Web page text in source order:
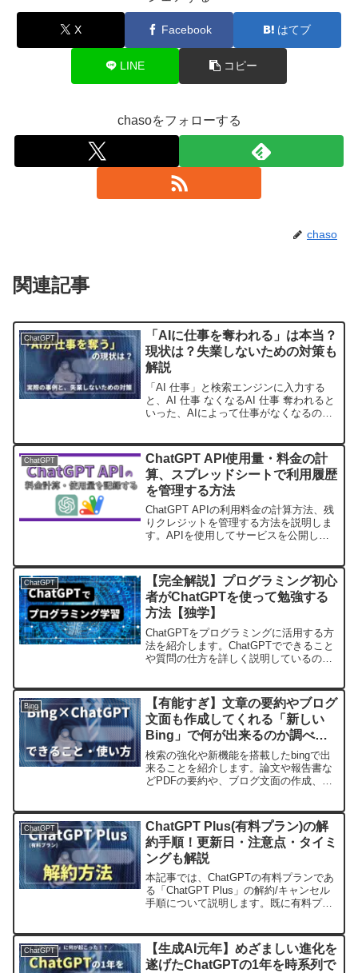
X Facebook はてブ
LINE コピー
chasoをフォローする
chaso
関連記事
ChatGPT
「AIに仕事を奪われる」は本当？
現状は？失業しないための対策も
解説
「AI 仕事」と検索エンジンに入力する
と、AI 仕事 なくなるAI 仕事 奪われると
いった、AIによって仕事がなくなるので
奪われたという方は本当にいるのでしょ
うか？ま...
ChatGPT
ChatGPT API使用量・料金の計
算、スプレッドシートで利用履歴
を管理する方法
ChatGPT APIの利用料金の計算方法、残
りクレジットを管理する方法を説明しま
す。APIを使用してサービスを公開して
ンプルコード付きなので初心者の方も簡
単に実装できます。
ChatGPT
【完全解説】プログラミング初心
者がChatGPTを使って勉強する
方法【独学】
ChatGPTをプログラミングに活用する方
法を紹介します。ChatGPTでできること
や質問の仕方を詳しく説明しているので
Bing
【有能すぎ】文章の要約やブログ
文面も作成してくれる「新しい
Bing」で何が出来るのか調べて
みた【ChatGPT×Bing】
検索の強化や新機能を搭載したbingで出
来ることを紹介します。論文や報告書な
どPDFの要約や、ブログ文面の作成、
方、検索をもっと楽にしたい方は必見で
す。
ChatGPT
ChatGPT Plus(有料プラン)の解
約手順！更新日・注意点・タイミ
ングも解説
本記事では、ChatGPTの有料プランであ
る「ChatGPT Plus」の解約/キャンセル
手順について説明します。既に有料プラ
ントを詳しく解説しています。実際に解
約処理...
ChatGPT
【生成AI元年】めざましい進化を
遂げたChatGPTの1年を時系列で